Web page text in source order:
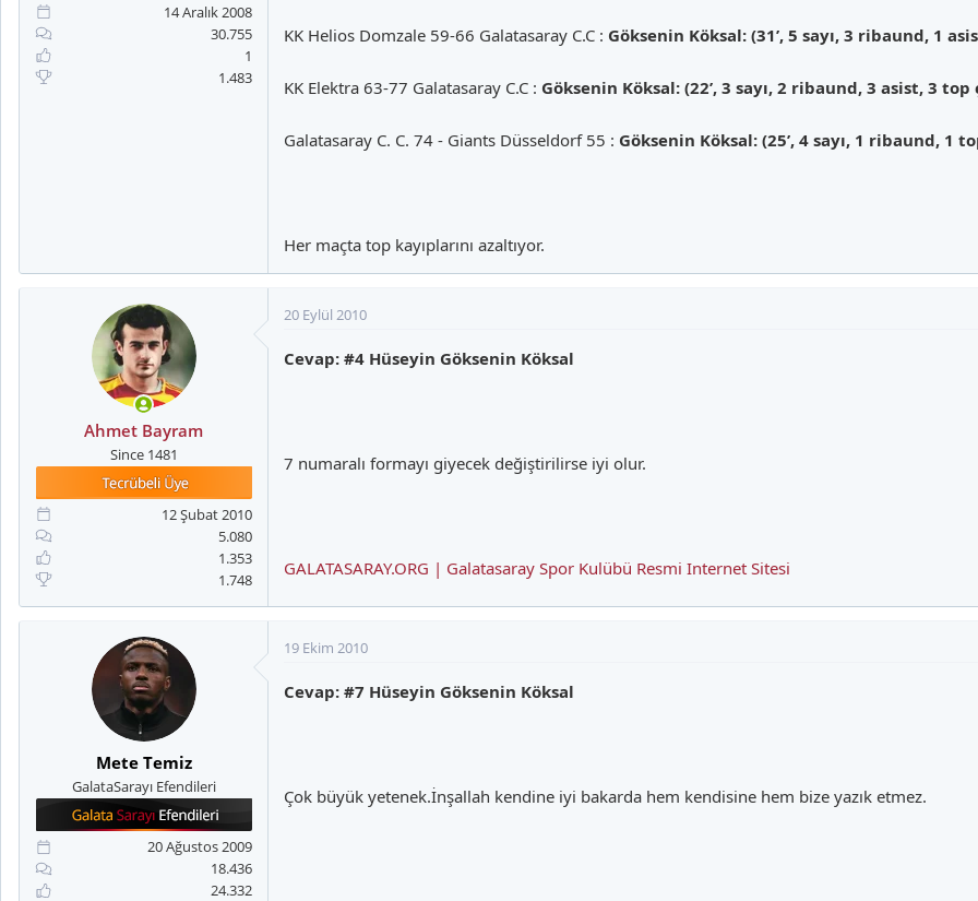
14 Aralık 2008
30.755
1
1.483
KK Helios Domzale 59-66 Galatasaray C.C : Göksenin Köksal: (31’, 5 sayı, 3 ribaund, 1
KK Elektra 63-77 Galatasaray C.C : Göksenin Köksal: (22’, 3 sayı, 2 ribaund, 3 asist, 3
Galatasaray C. C. 74 - Giants Düsseldorf 55 : Göksenin Köksal: (25’, 4 sayı, 1 ribaund, 1
Her maçta top kayıplarını azaltıyor.
Ahmet Bayram
Since 1481
12 Şubat 2010
5.080
1.353
1.748
20 Eylül 2010
Cevap: #4 Hüseyin Göksenin Köksal
7 numaralı formayı giyecek değiştirilirse iyi olur.
GALATASARAY.ORG | Galatasaray Spor Kulübü Resmi Internet Sitesi
Mete Temiz
GalataSarayı Efendileri
20 Ağustos 2009
18.436
24.332
19 Ekim 2010
Cevap: #7 Hüseyin Göksenin Köksal
Çok büyük yetenek.İnşallah kendine iyi bakarda hem kendisine hem bize yazık etmez.